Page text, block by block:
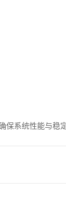
系统性能与稳定